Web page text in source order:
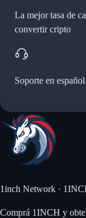
La mejor tasa de
convertir cripto
Soporte en
1inch Network ·
Comprá 1INCH y